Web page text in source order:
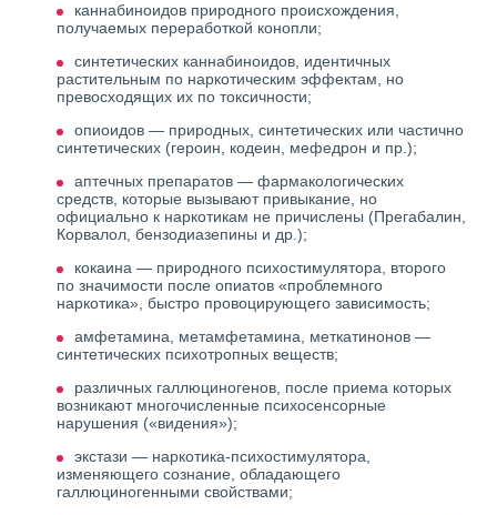
каннабиноидов природного происхождения,
получаемых переработкой конопли;
синтетических каннабиноидов, идентичных
растительным по наркотическим эффектам, но
превосходящих их по токсичности;
опиоидов — природных, синтетических или частично
синтетических (героин, кодеин, мефедрон и пр.);
аптечных препаратов — фармакологических
средств, которые вызывают привыкание, но
официально к наркотикам не причислены (Прегабалин,
Корвалол, бензодиазепины и др.);
кокаина — природного психостимулятора, второго
по значимости после опиатов «проблемного
наркотика», быстро провоцирующего зависимость;
амфетамина, метамфетамина, меткатинонов —
синтетических психотропных веществ;
различных галлюциногенов, после приема которых
возникают многочисленные психосенсорные
нарушения («видения»);
экстази — наркотика-психостимулятора,
изменяющего сознание, обладающего
галлюциногенными свойствами;